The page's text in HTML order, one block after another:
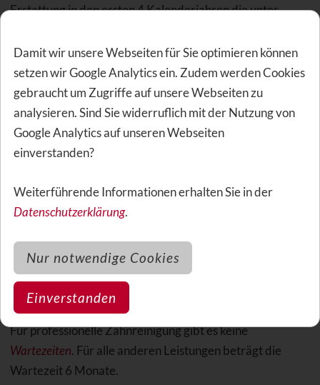
Erstattung in den ersten 4 Kalenderjahren die unter
Kieferorthopädie für Erwachsene (KfO)
Der Tarif ersetzt 80% der erstattungsfähigen
Aufwendungen für medizinisch notwendige Maßnahmen,
Sonstige Leistungen Bayerische ZAHN
Komfort + ZAHN Sofort
Wartezeit
Für professionelle Zahnreinigung gibt es keine
Wartezeiten. Für alle anderen Leistungen beträgt die
Wartezeit 6 Monate.
Damit wir unsere Webseiten für Sie optimieren können
setzen wir Google Analytics ein. Zudem werden Cookies
gebraucht um Zugriffe auf unsere Webseiten zu
analysieren. Sind Sie widerruflich mit der Nutzung von
Google Analytics auf unseren Webseiten
einverstanden?
Weiterführende Informationen erhalten Sie in der
Datenschutzerklärung.
Nur notwendige Cookies
Einverstanden